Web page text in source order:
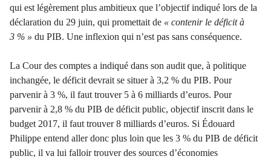
qui est légèrement plus ambitieux que l’objectif indiqué lors de la
déclaration du 29 juin, qui promettait de « contenir le déficit à
3 % » du PIB. Une inflexion qui n’est pas sans conséquence.
La Cour des comptes a indiqué dans son audit que, à politique
inchangée, le déficit devrait se situer à 3,2 % du PIB. Pour
parvenir à 3 %, il faut trouver 5 à 6 milliards d’euros. Pour
parvenir à 2,8 % du PIB de déficit public, objectif inscrit dans le
budget 2017, il faut trouver 8 milliards d’euros. Si Édouard
Philippe entend aller donc plus loin que les 3 % du PIB de déficit
public, il va lui falloir trouver des sources d’économies